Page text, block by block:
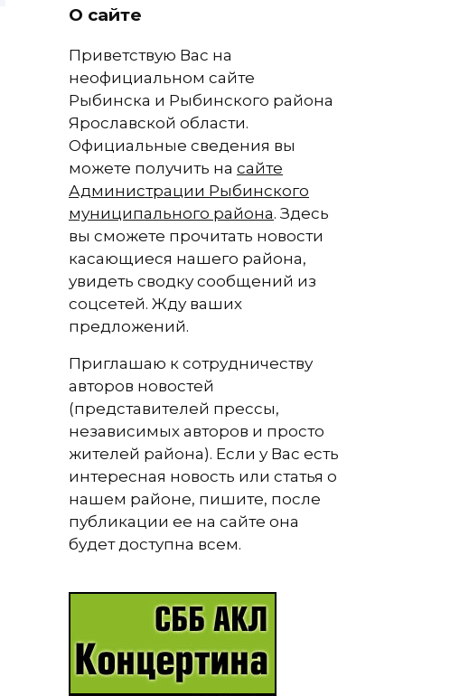
О сайте
Приветствую Вас на
неофициальном сайте
Рыбинска и Рыбинского района
Ярославской области.
Официальные сведения вы
можете получить на сайте
Администрации Рыбинского
муниципального района. Здесь
вы сможете прочитать новости
касающиеся нашего района,
увидеть сводку сообщений из
соцсетей. Жду ваших
предложений.
Приглашаю к сотрудничеству
авторов новостей
(представителей прессы,
независимых авторов и просто
жителей района). Если у Вас есть
интересная новость или статья о
нашем районе, пишите, после
публикации ее на сайте она
будет доступна всем.